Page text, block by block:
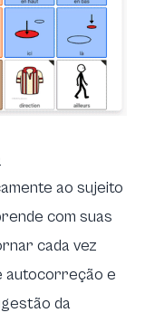
ao sujeito
com suas
cada vez
autocorreção e
da